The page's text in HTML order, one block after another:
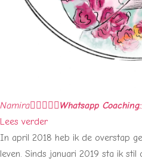
Namira    Whatsapp Coaching:
Lees verder
In april 2018 heb ik de overstap
leven. Sinds januari 2019 sta ik